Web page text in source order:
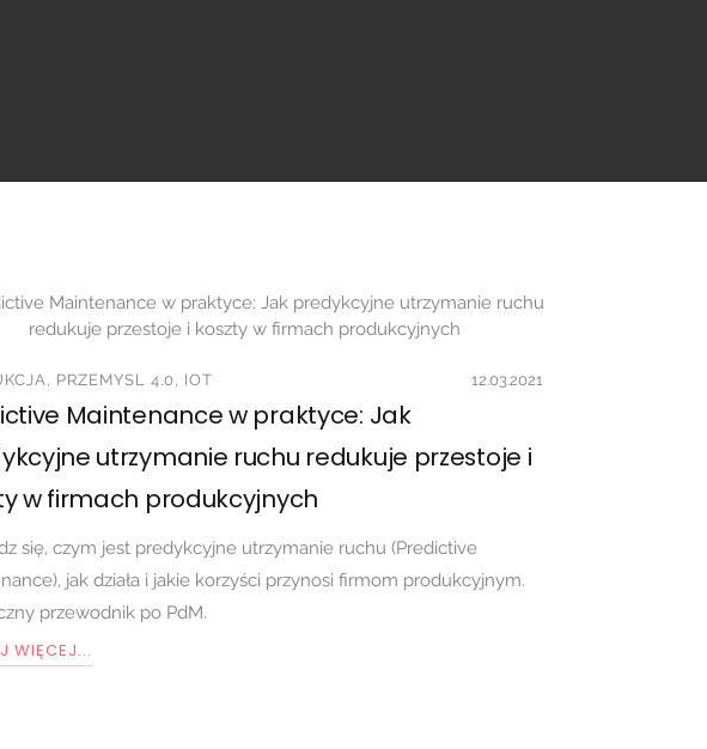
PRZEMYSL 4.0, IOT 12.03.2021
Maintenance w praktyce: Jak
utrzymanie ruchu redukuje przestoje i
w firmach produkcyjnych
się, czym jest predykcyjne utrzymanie ruchu (Predictive
jak działa i jakie korzyści przynosi firmom produkcyjnym.
przewodnik po PdM.
WIĘCEJ...